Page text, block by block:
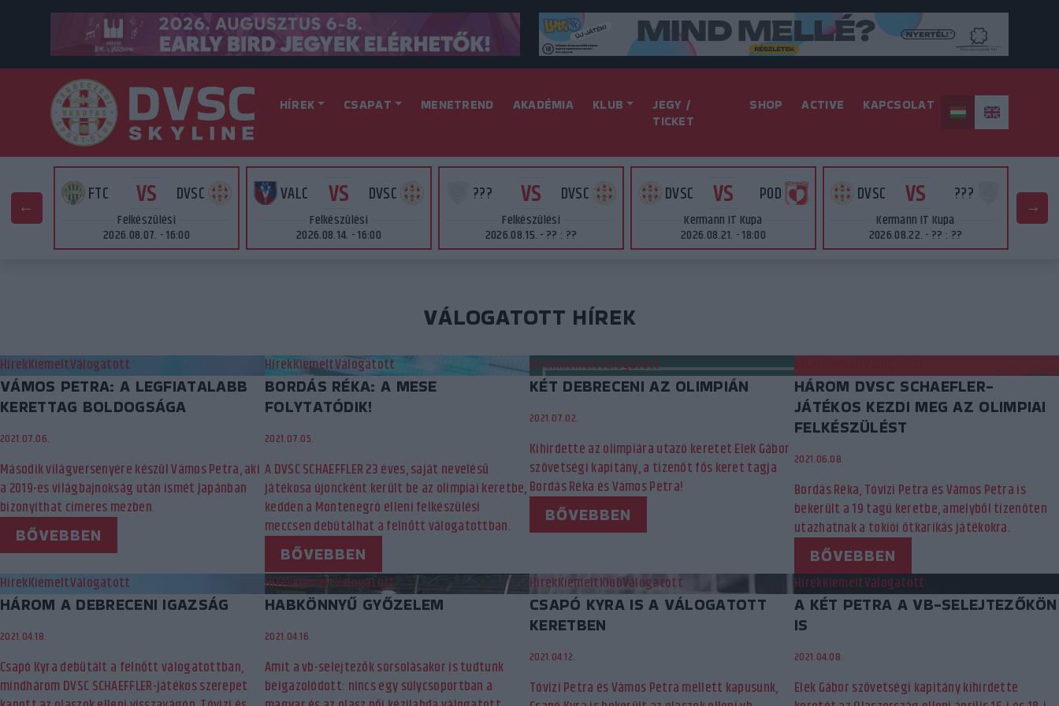
HÍREK CSAPAT MENETREND AKADÉMIA KLUB
JEGY /
TICKET
SHOP ACTIVE KAPCSOLAT
FTC VS DVSC
Felkészülési
2026.08.07. - 16:00
VALC VS DVSC
Felkészülési
2026.08.14. - 16:00
??? VS DVSC
Felkészülési
2026.08.15. - ?? : ??
DVSC VS POD
Kermann IT Kupa
2026.08.21. - 18:00
DVSC VS ???
Kermann IT Kupa
2026.08.22. - ?? : ??
VÁLOGATOTT HÍREK
HírekKiemeltVálogatott
VÁMOS PETRA: A LEGFIATALABB
KERETTAG BOLDOGSÁGA
2021.07.06.
Második világversenyére készül Vámos Petra, aki
a 2019-es világbajnokság után ismét Japánban
bizonyíthat címeres mezben.
BŐVEBBEN
HírekKiemeltVálogatott
BORDÁS RÉKA: A MESE
FOLYTATÓDIK!
2021.07.05.
A DVSC SCHAEFFLER 23 éves, saját nevelésű
játékosa újoncként került be az olimpiai keretbe,
kedden a Montenegró elleni felkészülési
meccsen debütálhat a felnőtt válogatottban.
BŐVEBBEN
HírekKiemeltVálogatott
KÉT DEBRECENI AZ OLIMPIÁN
2021.07.02.
Kihirdette az olimpiára utazó keretet Elek Gábor
szövetségi kapitány, a tizenöt fős keret tagja
Bordás Réka és Vámos Petra!
BŐVEBBEN
HÁROM DVSC SCHAEFLER-
JÁTÉKOS KEZDI MEG AZ OLIMPIAI
FELKÉSZÜLÉST
2021.06.08.
Bordás Réka, Tóvizi Petra és Vámos Petra is
bekerült a 19 tagú keretbe, amelyből tizenöten
utazhatnak a tokiói ötkarikás játékokra.
BŐVEBBEN
HírekKiemeltVálogatott
HÁROM A DEBRECENI IGAZSÁG
2021.04.18.
Csapó Kyra debütált a felnőtt válogatottban,
mindhárom DVSC SCHAEFFLER-játékos szerepet
HírekKiemeltVálogatott
HABKÖNNYŰ GYŐZELEM
2021.04.16.
Amit a vb-selejtezők sorsolásakor is tudtunk
beigazolódott: nincs egy súlycsoportban a
HírekKiemeltKlubVálogatott
CSAPÓ KYRA IS A VÁLOGATOTT
KERETBEN
2021.04.12.
Tóvizi Petra és Vámos Petra mellett kapusunk,
HírekKiemeltVálogatott
A KÉT PETRA A VB-SELEJTEZŐKÖN
IS
2021.04.08.
Elek Gábor szövetségi kapitány kihirdette